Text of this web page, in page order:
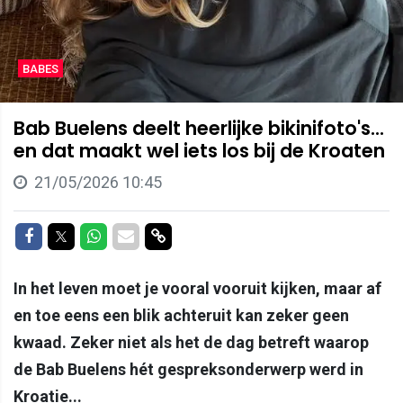
BABES
Bab Buelens deelt heerlijke bikinifoto's...
en dat maakt wel iets los bij de Kroaten
21/05/2026 10:45
Delen op Facebook
Delen op Twitter
Delen op Whatsapp
Delen via Mail
Delen via link
In het leven moet je vooral vooruit kijken, maar af
en toe eens een blik achteruit kan zeker geen
kwaad. Zeker niet als het de dag betreft waarop
de Bab Buelens hét gespreksonderwerp werd in
Kroatie...